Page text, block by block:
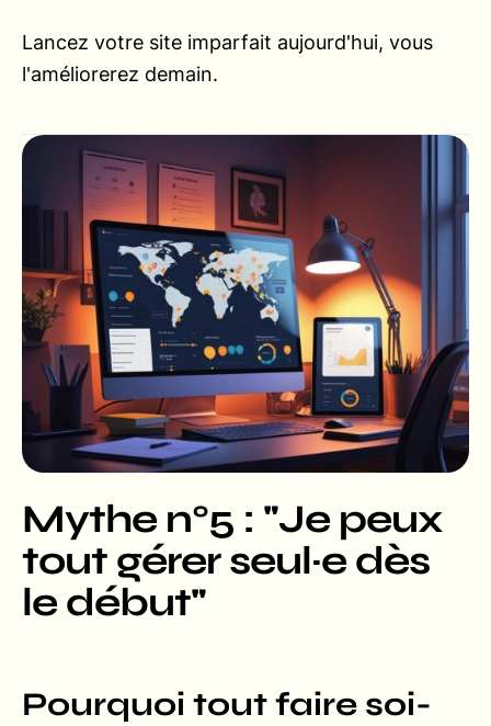
Lancez votre site imparfait aujourd'hui, vous
l'améliorerez demain.
Mythe n°5 : "Je peux
tout gérer seul·e dès
le début"
Pourquoi tout faire soi-